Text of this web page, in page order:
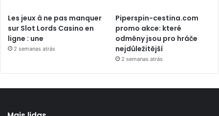
Les jeux à ne pas manquer
sur Slot Lords Casino en
ligne : une
2 semanas atrás
Piperspin-cestina.com
promo akce: které
odměny jsou pro hráče
nejdůležitější
2 semanas atrás